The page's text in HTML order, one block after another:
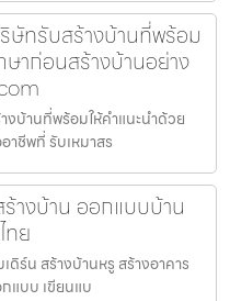
ษัทรับสร้างบ้านที่พร้อม
าก่อนสร้างบ้านอย่าง
งบ้านที่พร้อมให้คำแนะนำด้วย
าชีพที่ รับเหมาสร
างบ้าน ออกแบบบ้าน
ทย
ดิร์น สร้างบ้านหรู สร้างอาคาร
แบบ เขียนแบ